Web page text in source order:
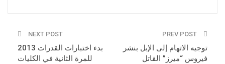
توجيه الاتهام إلى الإبل بنشر
فيروس “ميرز” القاتل
NEXT POST
بدء اختبارات القدرات 2013
للمرة الثانية في الكليات